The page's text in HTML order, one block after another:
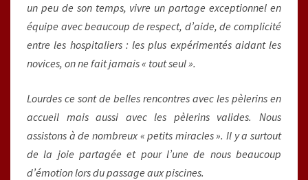
un peu de son temps, vivre un partage exceptionnel en
équipe avec beaucoup de respect, d’aide, de complicité
entre les hospitaliers : les plus expérimentés aidant les
novices, on ne fait jamais « tout seul ».
Lourdes ce sont de belles rencontres avec les pèlerins en
accueil mais aussi avec les pèlerins valides. Nous
assistons à de nombreux « petits miracles ». Il y a surtout
de la joie partagée et pour l’une de nous beaucoup
d’émotion lors du passage aux piscines.